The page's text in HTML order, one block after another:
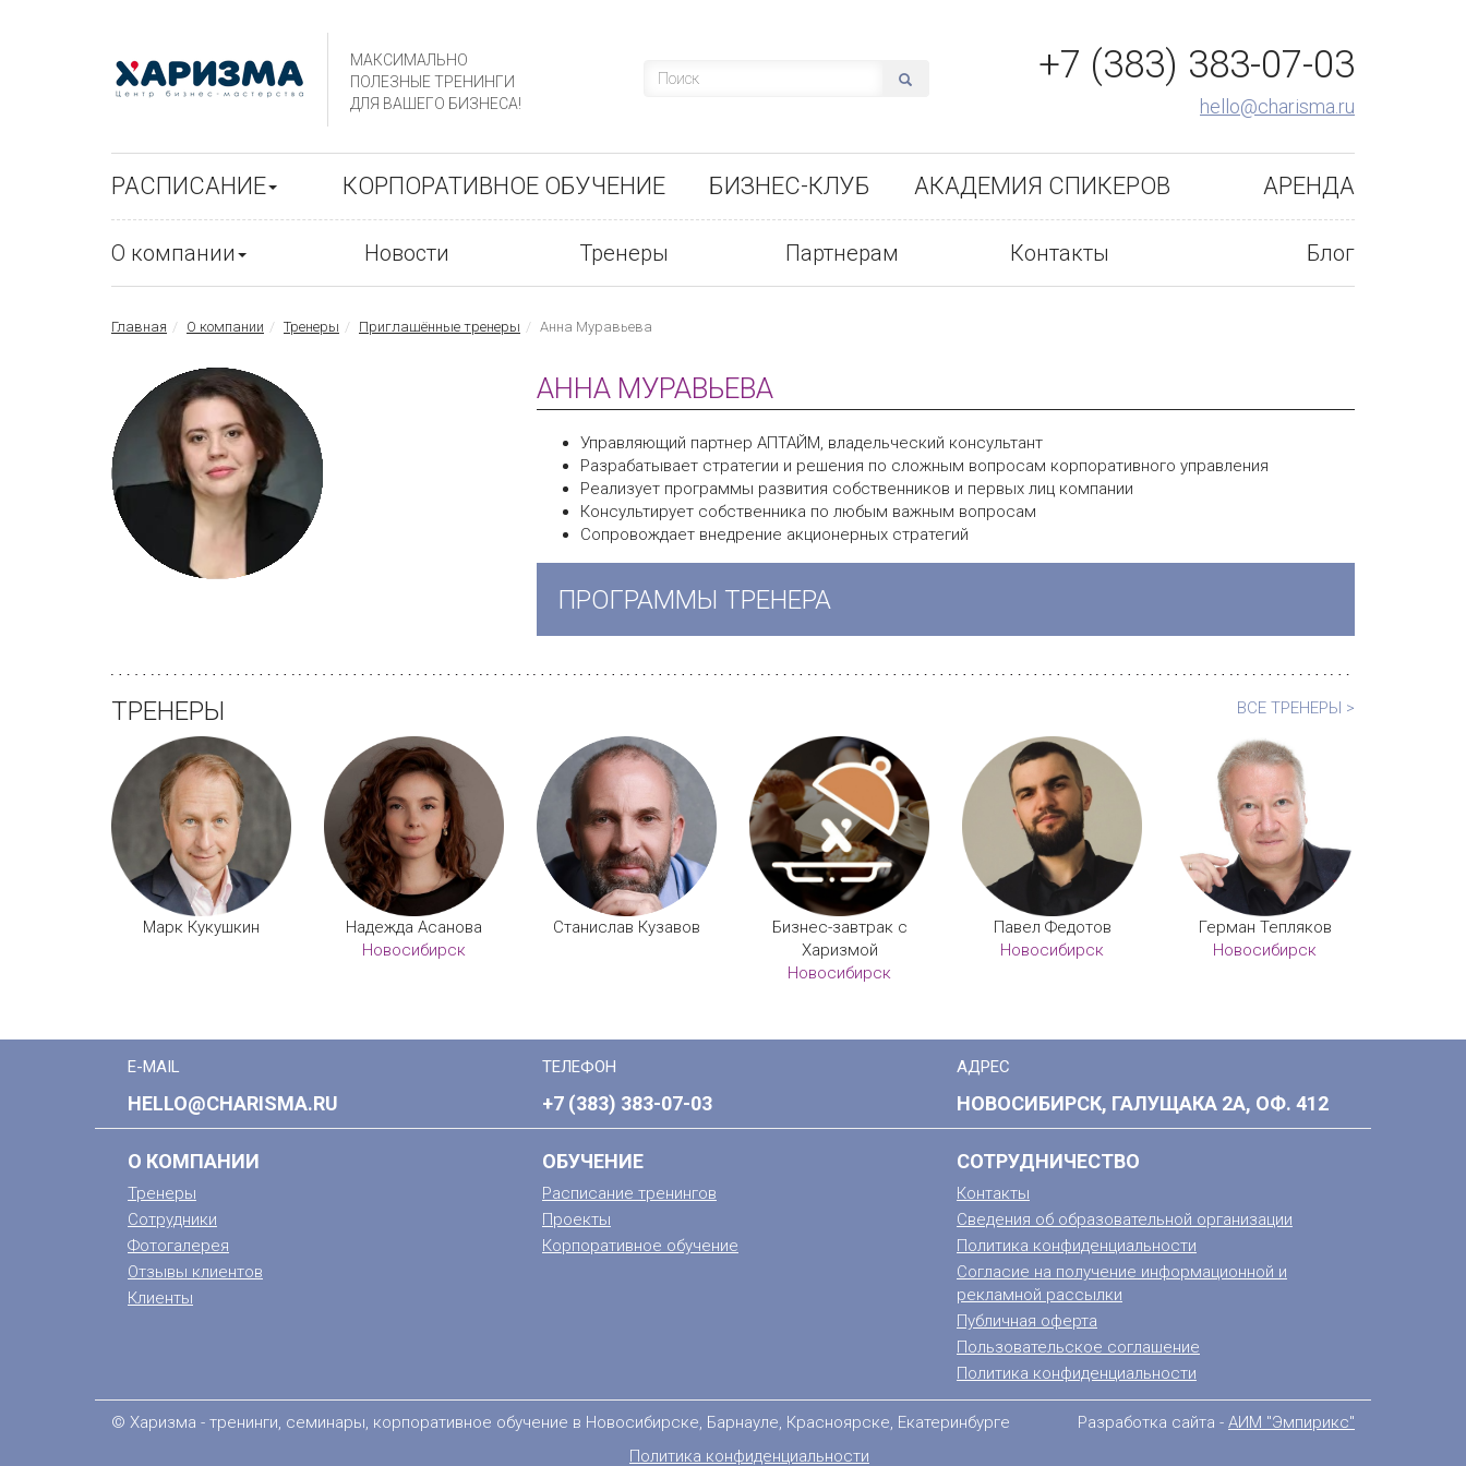
МАКСИМАЛЬНО
ПОЛЕЗНЫЕ ТРЕНИНГИ
ДЛЯ ВАШЕГО БИЗНЕСА!
+7 (383) 383-07-03
hello@charisma.ru
РАСПИСАНИЕ КОРПОРАТИВНОЕ ОБУЧЕНИЕ БИЗНЕС-КЛУБ АКАДЕМИЯ СПИКЕРОВ АРЕНДА
О компании Новости Тренеры Партнерам Контакты Блог
Главная О компании Тренеры Приглашённые тренеры Анна Муравьева
АННА МУРАВЬЕВА
Управляющий партнер АПТАЙМ, владельческий консультант
Разрабатывает стратегии и решения по сложным вопросам корпоративного управления
Реализует программы развития собственников и первых лиц компании
Консультирует собственника по любым важным вопросам
Сопровождает внедрение акционерных стратегий
ПРОГРАММЫ ТРЕНЕРА
ВСЕ ТРЕНЕРЫ >
ТРЕНЕРЫ
Марк Кукушкин
Надежда Асанова
Новосибирск
Станислав Кузавов
Бизнес-завтрак с
Харизмой
Новосибирск
Павел Федотов
Новосибирск
Герман Тепляков
Новосибирск
E-MAIL
HELLO@CHARISMA.RU
ТЕЛЕФОН
+7 (383) 383-07-03
АДРЕС
НОВОСИБИРСК, ГАЛУЩАКА 2А, ОФ. 412
О КОМПАНИИ
Тренеры
Сотрудники
Фотогалерея
Отзывы клиентов
Клиенты
ОБУЧЕНИЕ
Расписание тренингов
Проекты
Корпоративное обучение
СОТРУДНИЧЕСТВО
Контакты
Сведения об образовательной организации
Политика конфиденциальности
Согласие на получение информационной и
рекламной рассылки
Публичная оферта
Пользовательское соглашение
Политика конфиденциальности
Разработка сайта - АИМ "Эмпирикс"
© Харизма - тренинги, семинары, корпоративное обучение в Новосибирске, Барнауле, Красноярске, Екатеринбурге
Политика конфиденциальности